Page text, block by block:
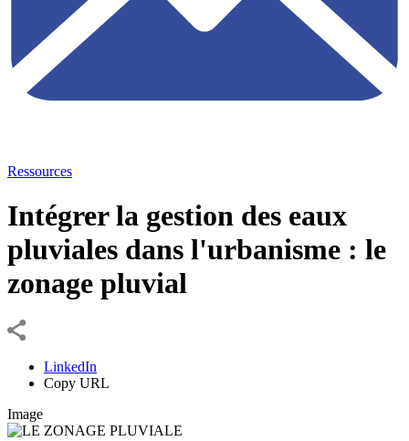
Ressources
Intégrer la gestion des eaux
pluviales dans l'urbanisme : le
zonage pluvial
LinkedIn
Copy URL
Image